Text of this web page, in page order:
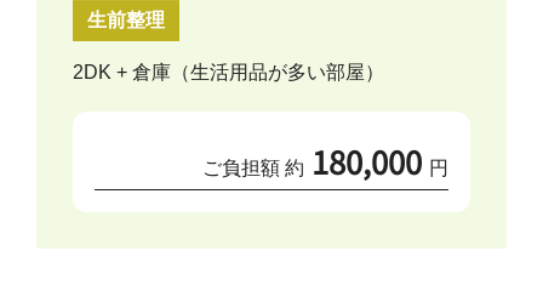
生前整理
2DK + 倉庫（生活用品が多い部屋）
ご負担額 約 180,000 円